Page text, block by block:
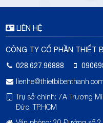
LIÊN HỆ
CÔNG TY CỔ PHẦN THIẾT
028.627.96888
Trụ sở chính: 7A Trương
Đức, TP.HCM